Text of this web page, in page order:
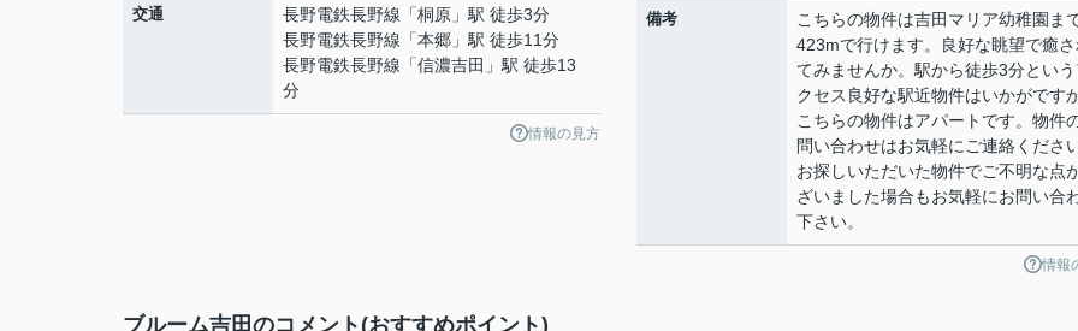
交通 長野電鉄長野線 「桐原 」駅 徒歩3分
長野電鉄長野線 「本郷 」駅 徒歩11分
長野電鉄長野線 「信濃吉田 」駅 徒歩13
分
情報の見方
備考
こちらの物件は吉田マリア幼稚園ま
423mで行けます。良好な眺望で癒
てみませんか。駅から徒歩3分とい
クセス良好な駅近物件はいかがです
こちらの物件はアパートです。物件
問い合わせはお気軽にご連絡くださ
お探しいただいた物件でご不明な点
ざいました場合もお気軽にお問い合
下さい。
情報
ブルーム吉田のコメント(おすすめポイント)